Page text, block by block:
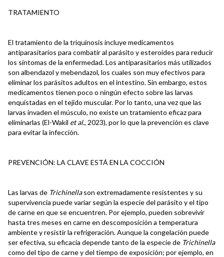
TRATAMIENTO
El tratamiento de la triquinosis incluye medicamentos
antiparasitarios para combatir al parásito y esteroides para reducir
los síntomas de la enfermedad. Los antiparasitarios más utilizados
son albendazol y mebendazol, los cuales son muy efectivos para
eliminar los parásitos adultos en el intestino. Sin embargo, estos
medicamentos tienen poco o ningún efecto sobre las larvas
enquistadas en el tejido muscular. Por lo tanto, una vez que las
larvas invaden el músculo, no existe un tratamiento eficaz para
eliminarlas (El-Wakil et al., 2023), por lo que la prevención es clave
para evitar la infección.
PREVENCIÓN: LA CLAVE ESTÁ EN LA COCCIÓN
Las larvas de Trichinellason extremadamente resistentes y su
supervivencia puede variar según la especie del parásito y el tipo
de carne en que se encuentren. Por ejemplo, pueden sobrevivir
hasta tres meses en carne en descomposición a temperatura
ambiente y resistir la refrigeración. Aunque la congelación puede
ser efectiva, su eficacia depende tanto de la especie de Trichinella
como del tipo de carne y del tiempo de exposición; por ejemplo, en